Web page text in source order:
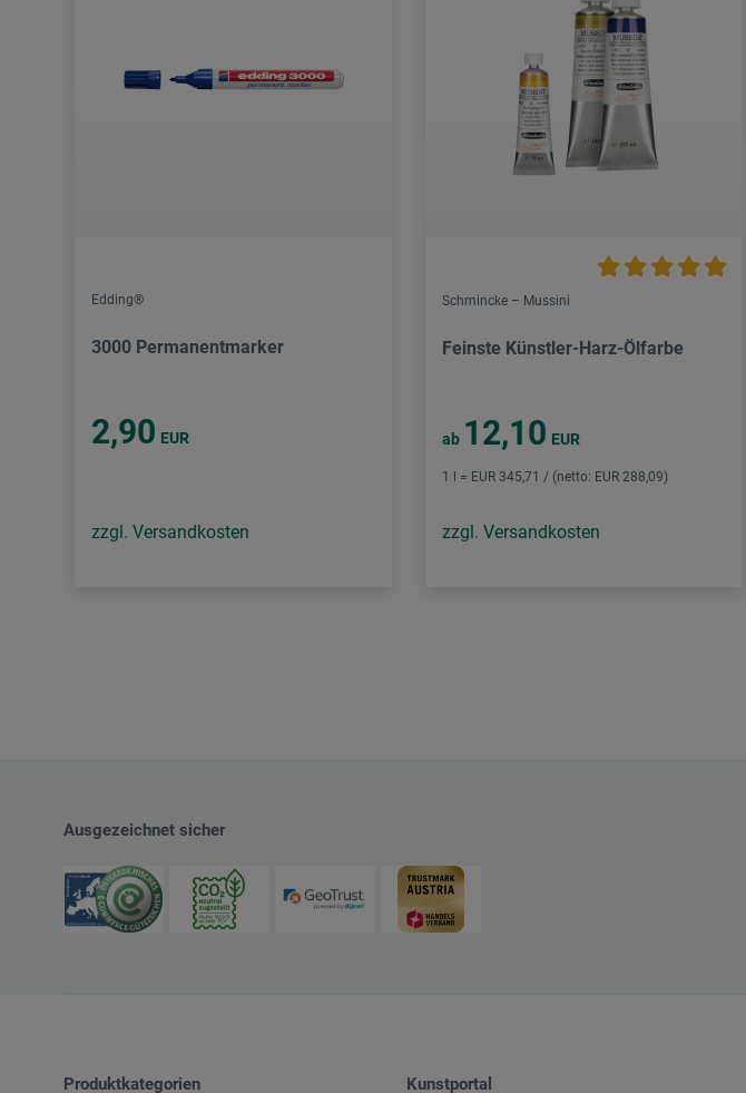
Edding®
3000 Permanentmarker
2,90 EUR
zzgl. Versandkosten
Schmincke – Mussini
Feinste Künstler-Harz-Ölfarbe
ab 12,10 EUR
1 l = EUR 345,71 / (netto: EUR 288,09)
zzgl. Versandkosten
Ausgezeichnet sicher
Produktkategorien Kunstportal